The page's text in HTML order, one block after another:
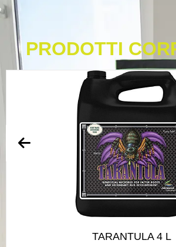
PRODOTTI
TARANTULA 4 L